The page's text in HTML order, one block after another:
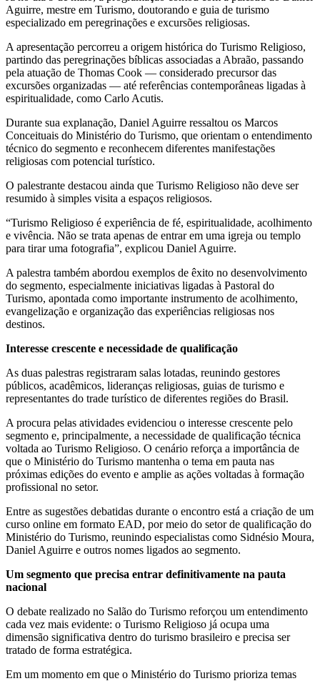
Aguirre, mestre em Turismo, doutorando e guia de turismo
especializado em peregrinações e excursões religiosas.
A apresentação percorreu a origem histórica do Turismo Religioso,
partindo das peregrinações bíblicas associadas a Abraão, passando
pela atuação de Thomas Cook — considerado precursor das
excursões organizadas — até referências contemporâneas ligadas à
espiritualidade, como Carlo Acutis.
Durante sua explanação, Daniel Aguirre ressaltou os Marcos
Conceituais do Ministério do Turismo, que orientam o entendimento
técnico do segmento e reconhecem diferentes manifestações
religiosas com potencial turístico.
O palestrante destacou ainda que Turismo Religioso não deve ser
resumido à simples visita a espaços religiosos.
“Turismo Religioso é experiência de fé, espiritualidade, acolhimento
e vivência. Não se trata apenas de entrar em uma igreja ou templo
para tirar uma fotografia”, explicou Daniel Aguirre.
A palestra também abordou exemplos de êxito no desenvolvimento
do segmento, especialmente iniciativas ligadas à Pastoral do
Turismo, apontada como importante instrumento de acolhimento,
evangelização e organização das experiências religiosas nos
destinos.
Interesse crescente e necessidade de qualificação
As duas palestras registraram salas lotadas, reunindo gestores
públicos, acadêmicos, lideranças religiosas, guias de turismo e
representantes do trade turístico de diferentes regiões do Brasil.
A procura pelas atividades evidenciou o interesse crescente pelo
segmento e, principalmente, a necessidade de qualificação técnica
voltada ao Turismo Religioso. O cenário reforça a importância de
que o Ministério do Turismo mantenha o tema em pauta nas
próximas edições do evento e amplie as ações voltadas à formação
profissional no setor.
Entre as sugestões debatidas durante o encontro está a criação de um
curso online em formato EAD, por meio do setor de qualificação do
Ministério do Turismo, reunindo especialistas como Sidnésio Moura,
Daniel Aguirre e outros nomes ligados ao segmento.
Um segmento que precisa entrar definitivamente na pauta
nacional
O debate realizado no Salão do Turismo reforçou um entendimento
cada vez mais evidente: o Turismo Religioso já ocupa uma
dimensão significativa dentro do turismo brasileiro e precisa ser
tratado de forma estratégica.
Em um momento em que o Ministério do Turismo prioriza temas